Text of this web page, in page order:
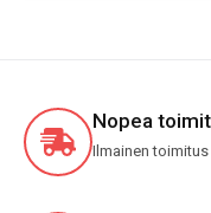
Nopea
Ilmainen